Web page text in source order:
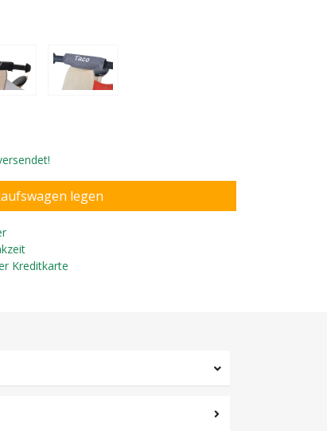
Kreditkarte